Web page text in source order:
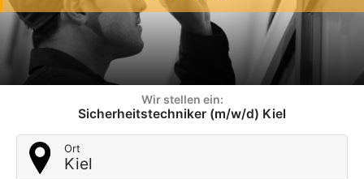
Wir stellen ein:
Sicherheitstechniker (m/w/d) Kiel
Ort
Kiel